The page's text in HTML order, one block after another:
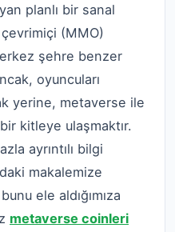
planlı bir sanal
(MMO)
şehre benzer
oyuncuları
yerine, metaverse ile
kitleye ulaşmaktır.
ayrıntılı bilgi
makalemize
ele aldığımıza
metaverse coinleri